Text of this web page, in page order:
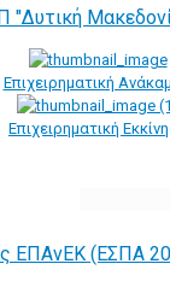
"Δυτική
Επιχειρηματική
Επιχειρηματική
ΕΠΑνΕΚ (ΕΣΠΑ